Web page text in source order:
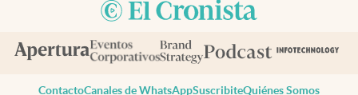
ContactoCanales de WhatsAppSuscribiteQuiénes Somos